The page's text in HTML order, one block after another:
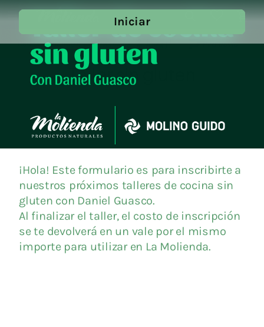

Taller sin gluten
Como comprar